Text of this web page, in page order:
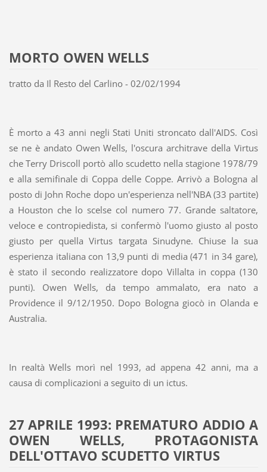
MORTO OWEN WELLS
tratto da Il Resto del Carlino - 02/02/1994
È morto a 43 anni negli Stati Uniti stroncato dall'AIDS. Così
se ne è andato Owen Wells, l'oscura architrave della Virtus
che Terry Driscoll portò allo scudetto nella stagione 1978/79
e alla semifinale di Coppa delle Coppe. Arrivò a Bologna al
posto di John Roche dopo un'esperienza nell'NBA (33 partite)
a Houston che lo scelse col numero 77. Grande saltatore,
veloce e contropiedista, si confermò l'uomo giusto al posto
giusto per quella Virtus targata Sinudyne. Chiuse la sua
esperienza italiana con 13,9 punti di media (471 in 34 gare),
è stato il secondo realizzatore dopo Villalta in coppa (130
punti). Owen Wells, da tempo ammalato, era nato a
Providence il 9/12/1950. Dopo Bologna giocò in Olanda e
Australia.
In realtà Wells morì nel 1993, ad appena 42 anni, ma a
causa di complicazioni a seguito di un ictus.
27 APRILE 1993: PREMATURO ADDIO A
OWEN WELLS, PROTAGONISTA
DELL'OTTAVO SCUDETTO VIRTUS